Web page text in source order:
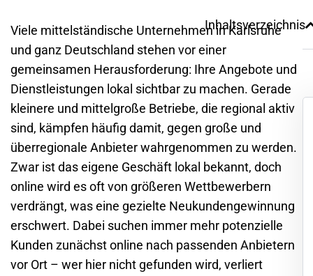
Viele mittelständische Unternehmen inKarlsruhe
und ganz Deutschland stehen vor einer
gemeinsamen Herausforderung: Ihre Angebote und
Dienstleistungen lokal sichtbar zu machen. Gerade
kleinere und mittelgroße Betriebe, die regional aktiv
sind, kämpfen häufig damit, gegen große und
überregionale Anbieter wahrgenommen zu werden.
Zwar ist das eigene Geschäft lokal bekannt, doch
online wird es oft von größeren Wettbewerbern
verdrängt, was eine gezielte Neukundengewinnung
erschwert. Dabei suchen immer mehr potenzielle
Kunden zunächst online nach passenden Anbietern
vor Ort – wer hier nicht gefunden wird, verliert
Inhaltsverzeichnis